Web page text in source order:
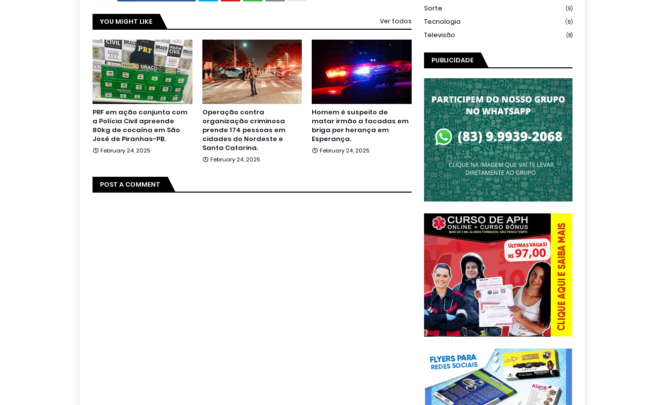
YOU MIGHT LIKE Ver todos
PRF em ação conjunta com
a Polícia Civil apreende
80kg de cocaína em São
José de Piranhas-PB.
February 24, 2025
Operação contra
organização criminosa
prende 174 pessoas em
cidades do Nordeste e
Santa Catarina.
February 24, 2025
Homem é suspeito de
matar irmão a facadas em
briga por herança em
Esperança.
February 24, 2025
POST A COMMENT
Sorte (9)
Tecnologia (6)
Televisão (8)
PUBLICIDADE